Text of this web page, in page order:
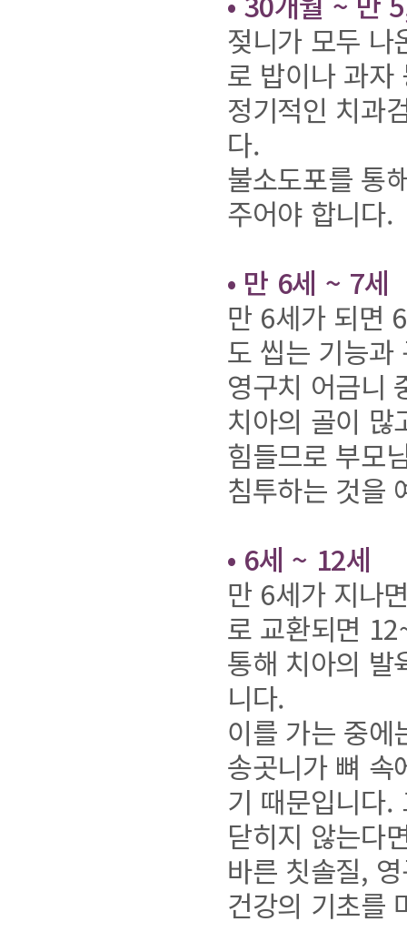
젖니가 모두 나
로 밥이나 과자
정기적인 치과
다.
불소도포를 통
주어야 합니다.
• 만 6세 ~ 7세
만 6세가 되면
도 씹는 기능과
영구치 어금니
치아의 골이 많
힘들므로 부모
침투하는 것을
• 6세 ~ 12세
만 6세가 지나
로 교환되면
통해 치아의 발
니다.
이를 가는 중에
송곳니가 뼈 속
기 때문입니다.
닫히지 않는다
바른 칫솔질,
건강의 기초를